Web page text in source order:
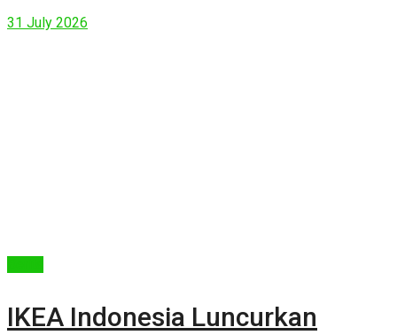
31 July 2026
IKEA Indonesia Luncurkan